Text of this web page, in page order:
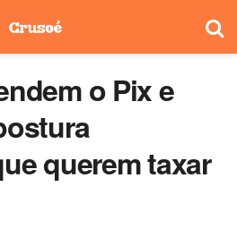
o Pix e
querem taxar